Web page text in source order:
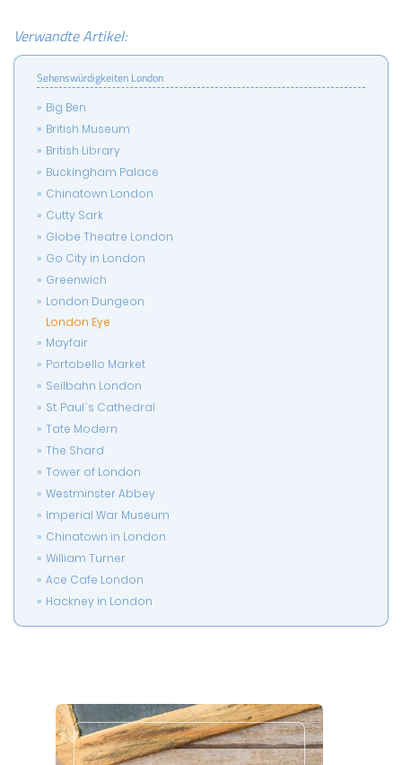
Verwandte Artikel:
Sehenswürdigkeiten London
Big Ben
British Museum
British Library
Buckingham Palace
Chinatown London
Cutty Sark
Globe Theatre London
Go City in London
Greenwich
London Dungeon
London Eye
Mayfair
Portobello Market
Seilbahn London
St. Paul`s Cathedral
Tate Modern
The Shard
Tower of London
Westminster Abbey
Imperial War Museum
Chinatown in London
William Turner
Ace Cafe London
Hackney in London